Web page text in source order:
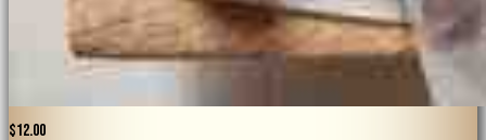
$12.00